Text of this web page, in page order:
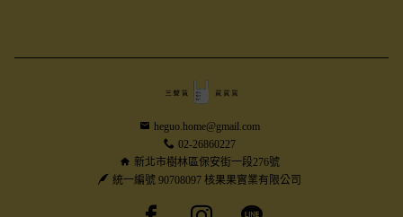
heguo.home@gmail.com
02-26860227
新北市樹林區保安街一段276號
統一編號 90708097 核果果實業有限公司
Facebook pageInstagram page
Line page